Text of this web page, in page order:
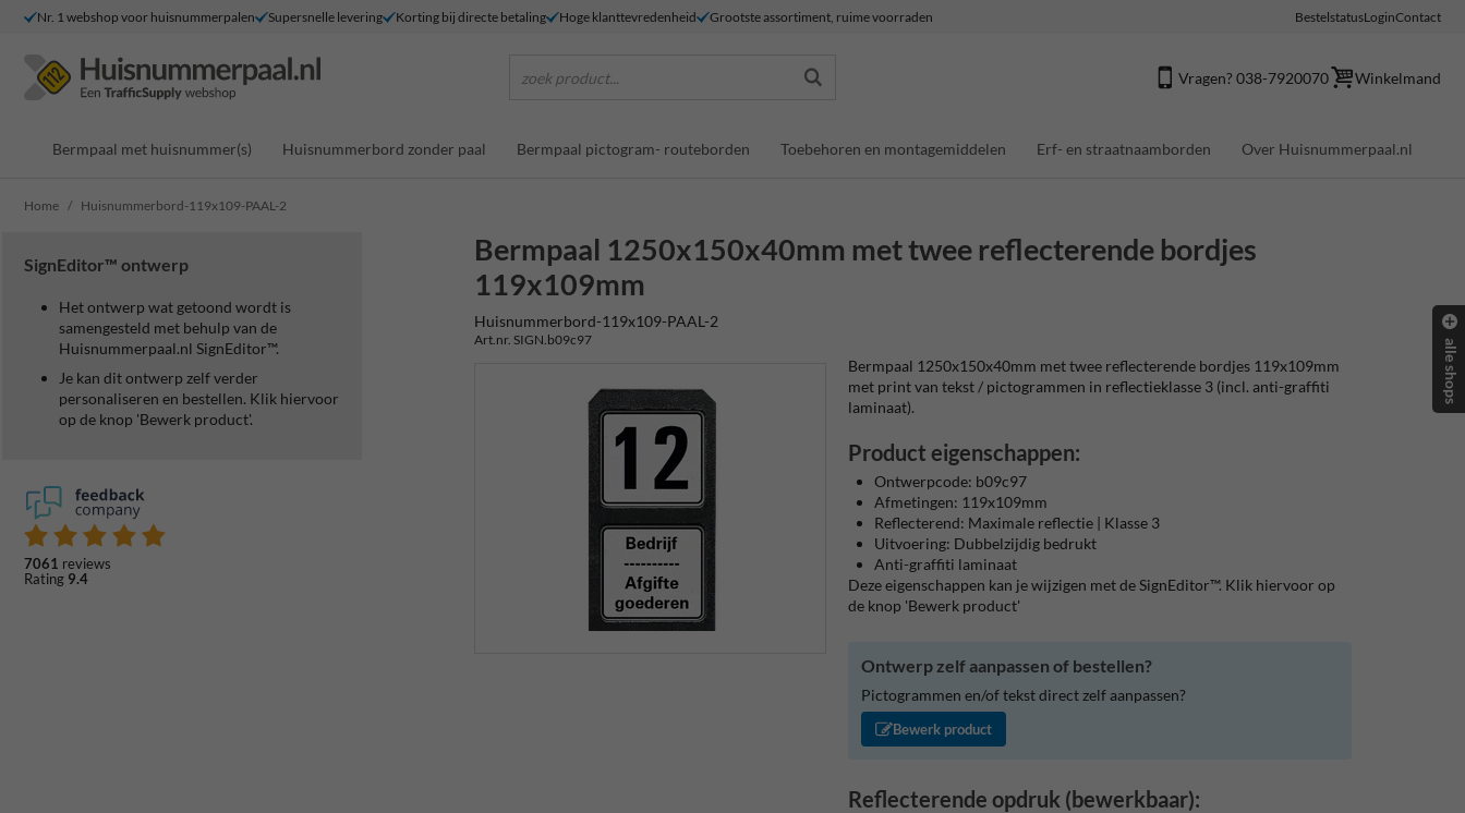
Nr. 1 webshop voor huisnummerpalen Supersnelle levering Korting bij directe betaling Hoge klanttevredenheid Grootste assortiment, ruime voorraden BestelstatusLoginContact
zoek product... Vragen? 038-7920070 Winkelmand
Bermpaal met huisnummer(s) Huisnummerbord zonder paal Bermpaal pictogram- routeborden Toebehoren en montagemiddelen Erf- en straatnaamborden Over Huisnummerpaal.nl
Home Huisnummerbord-119x109-PAAL-2
SignEditor™ ontwerp
Het ontwerp wat getoond wordt is
samengesteld met behulp van de
Huisnummerpaal.nl SignEditor™.
Je kan dit ontwerp zelf verder
personaliseren en bestellen. Klik hiervoor
op de knop 'Bewerk product'.
7061 reviews
Rating 9.4
Bermpaal 1250x150x40mm met twee reflecterende bordjes
119x109mm
Huisnummerbord-119x109-PAAL-2
Art.nr. SIGN.b09c97
Bermpaal 1250x150x40mm met twee reflecterende bordjes 119x109mm
met print van tekst / pictogrammen in reflectieklasse 3 (incl. anti-graffiti
laminaat).
Product eigenschappen:
Ontwerpcode: b09c97
Afmetingen: 119x109mm
Reflecterend: Maximale reflectie | Klasse 3
Uitvoering: Dubbelzijdig bedrukt
Anti-graffiti laminaat
Deze eigenschappen kan je wijzigen met de SignEditor™. Klik hiervoor op
de knop 'Bewerk product'
Ontwerp zelf aanpassen of bestellen?
Pictogrammen en/of tekst direct zelf aanpassen?
Bewerk product
Reflecterende opdruk (bewerkbaar):
alle shops